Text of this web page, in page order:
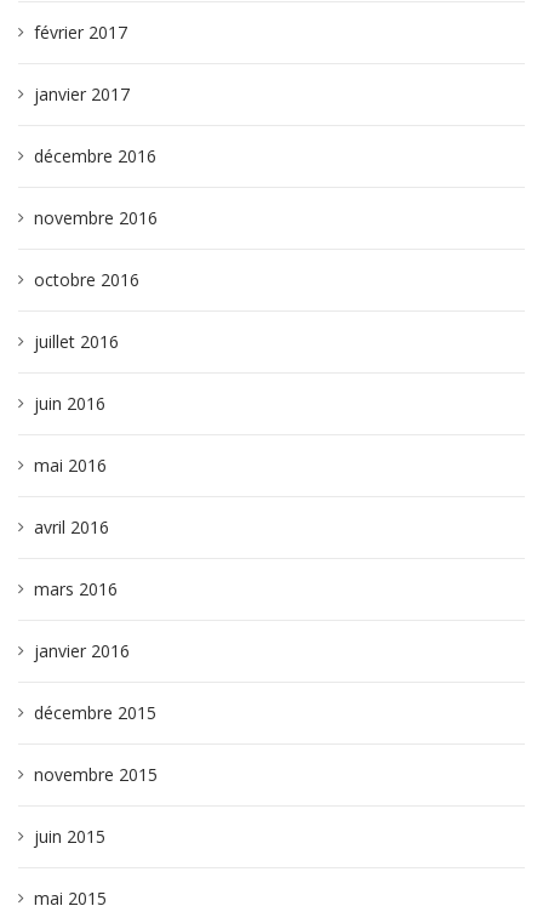
février 2017
janvier 2017
décembre 2016
novembre 2016
octobre 2016
juillet 2016
juin 2016
mai 2016
avril 2016
mars 2016
janvier 2016
décembre 2015
novembre 2015
juin 2015
mai 2015